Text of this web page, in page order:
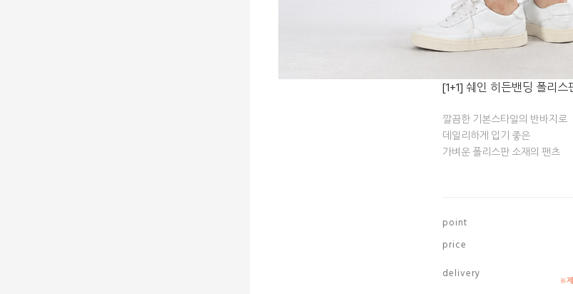
[1+1] 쉐인 히든밴딩 폴리스
깔끔한 기본스타일의 반바지로
데일리하게 입기 좋은
가벼운 폴리스판 소재의 팬츠
p o i n t
p r i c e
d e l i v e r y
※